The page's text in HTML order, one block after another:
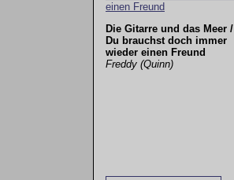
Die Gitarre und das Meer /
Du brauchst doch immer
wieder einen Freund
Freddy (Quinn)